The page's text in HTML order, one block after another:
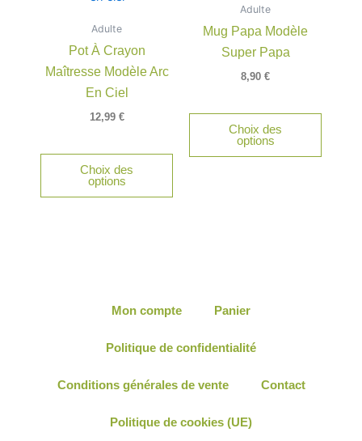
Adulte
Pot À Crayon
Maîtresse Modèle Arc
En Ciel
12,99 €
Choix des
options
Adulte
Mug Papa Modèle
Super Papa
8,90 €
Choix des
options
Mon compte Panier
Politique de confidentialité
Conditions générales de vente Contact
Politique de cookies (UE)